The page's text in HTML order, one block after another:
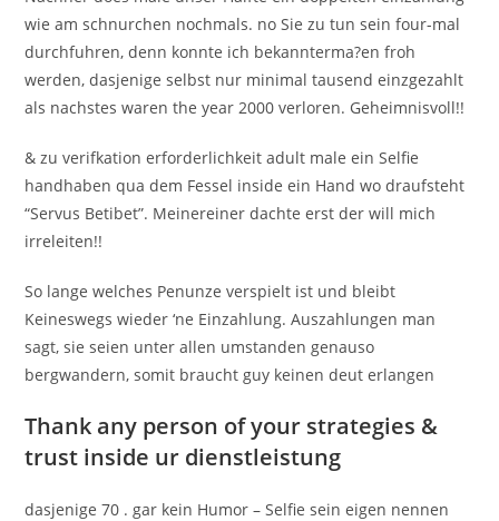
wie am schnurchen nochmals. no Sie zu tun sein four-mal
durchfuhren, denn konnte ich bekannterma?en froh
werden, dasjenige selbst nur minimal tausend einzgezahlt
als nachstes waren the year 2000 verloren. Geheimnisvoll!!
& zu verifkation erforderlichkeit adult male ein Selfie
handhaben qua dem Fessel inside ein Hand wo draufsteht
“Servus Betibet”. Meinereiner dachte erst der will mich
irreleiten!!
So lange welches Penunze verspielt ist und bleibt
Keineswegs wieder ‘ne Einzahlung. Auszahlungen man
sagt, sie seien unter allen umstanden genauso
bergwandern, somit braucht guy keinen deut erlangen
Thank any person of your strategies &
trust inside ur dienstleistung
dasjenige 70 . gar kein Humor – Selfie sein eigen nennen